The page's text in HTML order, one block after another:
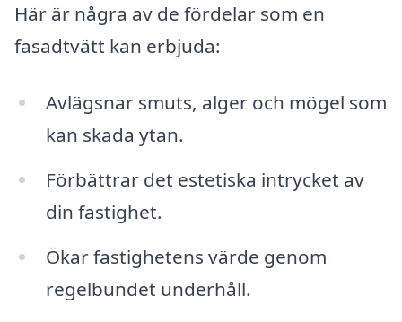
Här är några av de fördelar som en
fasadtvätt kan erbjuda:
Avlägsnar smuts, alger och mögel som
kan skada ytan.
Förbättrar det estetiska intrycket av
din fastighet.
Ökar fastighetens värde genom
regelbundet underhåll.